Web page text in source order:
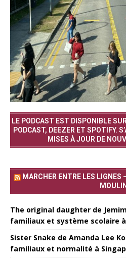
LE PODCAST EST DISPONIBLE
PODCAST, DEEZER ET SPOTIFY.
MISES À JOUR DE
MARCHER ENTRE LES
MOULIN
The original daughter de
familiaux et système scolaire
Sister Snake de Amanda Lee
familiaux et normalité à